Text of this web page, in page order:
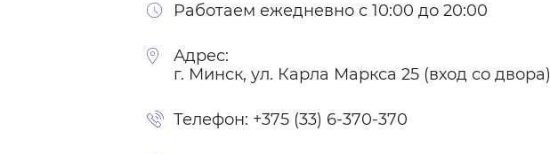
Работаем ежедневно с 10:00 до 20:00
Адрес:
г. Минск, ул. Карла Маркса 25 (вход со двора)
Телефон: +375 (33) 6-370-370